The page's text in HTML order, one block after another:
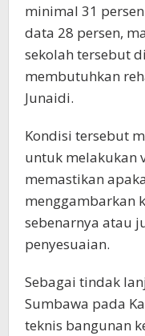
minimal 31
data 28 persen,
sekolah tersebut
membutuhkan
Junaidi.
Kondisi tersebut
untuk melakukan
memastikan
menggambarkan
sebenarnya atau
penyesuaian.
Sebagai tindak
Sumbawa pada
teknis bangunan